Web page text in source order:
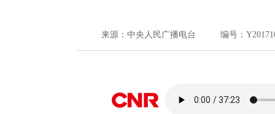
来源： 中央人民广播电台 编号：